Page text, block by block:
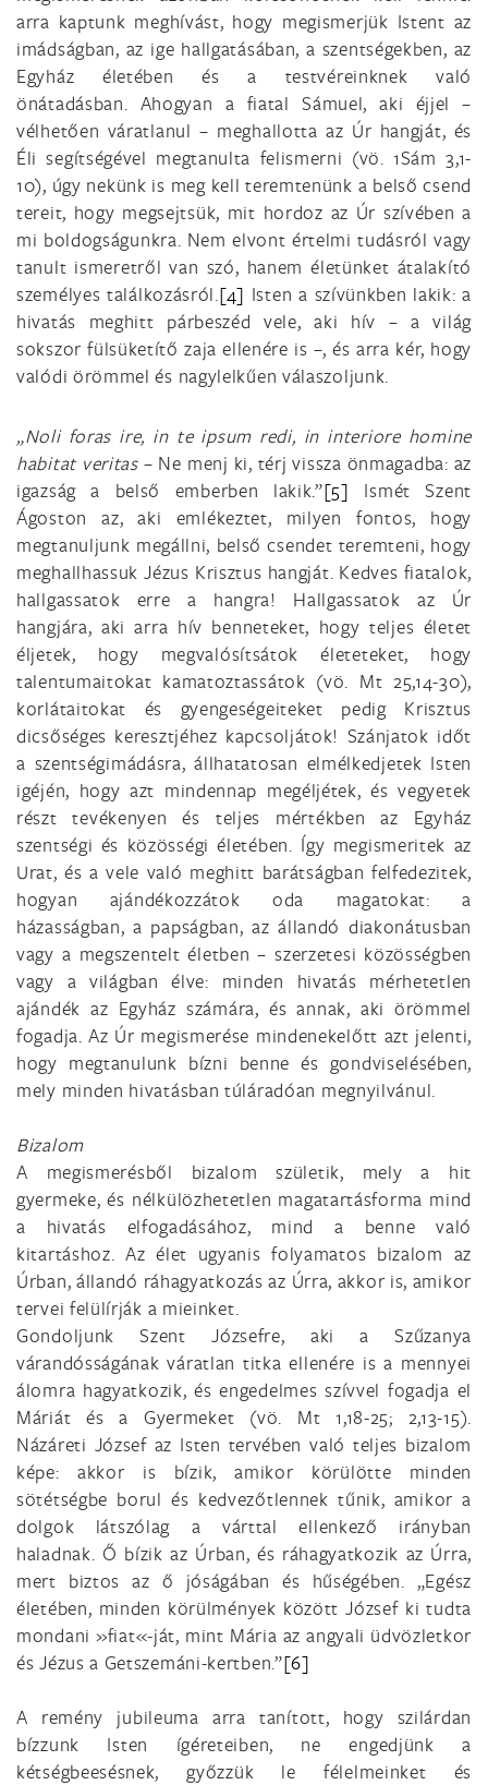
arra kaptunk meghívást, hogy megismerjük Istent az
imádságban, az ige hallgatásában, a szentségekben, az
Egyház életében és a testvéreinknek való
önátadásban. Ahogyan a fiatal Sámuel, aki éjjel –
vélhetően váratlanul – meghallotta az Úr hangját, és
Éli segítségével megtanulta felismerni (vö. 1Sám 3,1-
10), úgy nekünk is meg kell teremtenünk a belső csend
tereit, hogy megsejtsük, mit hordoz az Úr szívében a
mi boldogságunkra. Nem elvont értelmi tudásról vagy
tanult ismeretről van szó, hanem életünket átalakító
személyes találkozásról.[4] Isten a szívünkben lakik: a
hivatás meghitt párbeszéd vele, aki hív – a világ
sokszor fülsüketítő zaja ellenére is –, és arra kér, hogy
valódi örömmel és nagylelkűen válaszoljunk.
„Noli foras ire, in te ipsum redi, in interiore homine
habitat veritas– Ne menj ki, térj vissza önmagadba: az
igazság a belső emberben lakik.”[5] Ismét Szent
Ágoston az, aki emlékeztet, milyen fontos, hogy
megtanuljunk megállni, belső csendet teremteni, hogy
meghallhassuk Jézus Krisztus hangját. Kedves fiatalok,
hallgassatok erre a hangra! Hallgassatok az Úr
hangjára, aki arra hív benneteket, hogy teljes életet
éljetek, hogy megvalósítsátok életeteket, hogy
talentumaitokat kamatoztassátok (vö. Mt 25,14-30),
korlátaitokat és gyengeségeiteket pedig Krisztus
dicsőséges keresztjéhez kapcsoljátok! Szánjatok időt
a szentségimádásra, állhatatosan elmélkedjetek Isten
igéjén, hogy azt mindennap megéljétek, és vegyetek
részt tevékenyen és teljes mértékben az Egyház
szentségi és közösségi életében. Így megismeritek az
Urat, és a vele való meghitt barátságban felfedezitek,
hogyan ajándékozzátok oda magatokat: a
házasságban, a papságban, az állandó diakonátusban
vagy a megszentelt életben – szerzetesi közösségben
vagy a világban élve: minden hivatás mérhetetlen
ajándék az Egyház számára, és annak, aki örömmel
fogadja. Az Úr megismerése mindenekelőtt azt jelenti,
hogy megtanulunk bízni benne és gondviselésében,
mely minden hivatásban túláradóan megnyilvánul.
Bizalom
A megismerésből bizalom születik, mely a hit
gyermeke, és nélkülözhetetlen magatartásforma mind
a hivatás elfogadásához, mind a benne való
kitartáshoz. Az élet ugyanis folyamatos bizalom az
Úrban, állandó ráhagyatkozás az Úrra, akkor is, amikor
tervei felülírják a mieinket.
Gondoljunk Szent Józsefre, aki a Szűzanya
várandósságának váratlan titka ellenére is a mennyei
álomra hagyatkozik, és engedelmes szívvel fogadja el
Máriát és a Gyermeket (vö. Mt 1,18-25; 2,13-15).
Názáreti József az Isten tervében való teljes bizalom
képe: akkor is bízik, amikor körülötte minden
sötétségbe borul és kedvezőtlennek tűnik, amikor a
dolgok látszólag a várttal ellenkező irányban
haladnak. Ő bízik az Úrban, és ráhagyatkozik az Úrra,
mert biztos az ő jóságában és hűségében. „Egész
életében, minden körülmények között József ki tudta
mondani »fiat«-ját, mint Mária az angyali üdvözletkor
és Jézus a Getszemáni-kertben.”[6]
A remény jubileuma arra tanított, hogy szilárdan
bízzunk Isten ígéreteiben, ne engedjünk a
kétségbeesésnek, győzzük le félelmeinket és